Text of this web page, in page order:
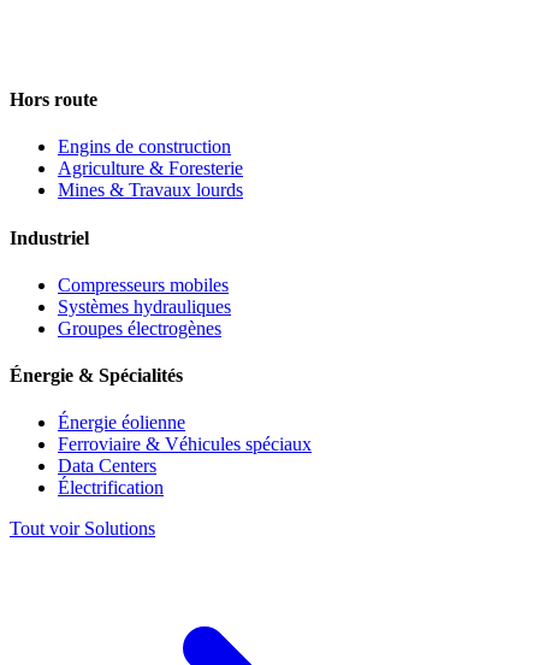
Hors route
Engins de construction
Agriculture & Foresterie
Mines & Travaux lourds
Industriel
Compresseurs mobiles
Systèmes hydrauliques
Groupes électrogènes
Énergie & Spécialités
Énergie éolienne
Ferroviaire & Véhicules spéciaux
Data Centers
Électrification
Tout voir Solutions